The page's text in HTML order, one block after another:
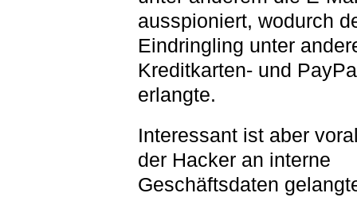
ausspioniert, wodurch
Eindringling unter
Kreditkarten- und
erlangte.
Interessant ist aber
der Hacker an interne
Geschäftsdaten